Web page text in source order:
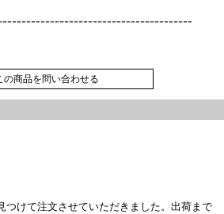
の商品を問い合わせる
つけて注文させていただきました。出荷まで